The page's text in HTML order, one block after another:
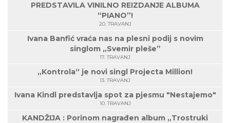
PREDSTAVILA VINILNO REIZDANJE ALBUMA
“PIANO”!
20. TRAVANJ
Ivana Banfić vraća nas na plesni podij s novim
singlom „Svemir pleše”
17. TRAVANJ
„Kontrola“ je novi singl Projecta Million!
13. TRAVANJ
Ivana Kindl predstavlja spot za pjesmu "Nestajemo"
10. TRAVANJ
KANDŽIJA : Porinom nagrađen album „Trostruki